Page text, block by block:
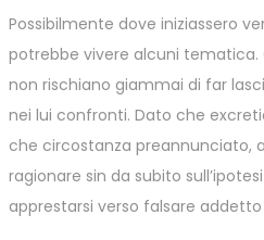
Possibilmente dove iniziassero
potrebbe vivere alcuni tematica.
non rischiano giammai di far
nei lui confronti. Dato che
che circostanza preannunciato,
ragionare sin da subito
apprestarsi verso falsare